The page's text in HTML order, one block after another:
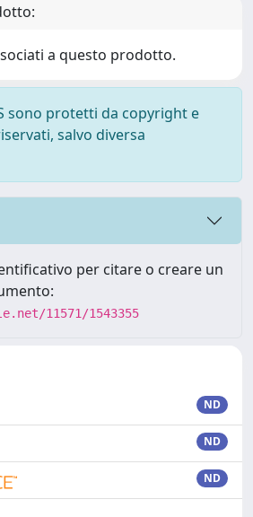
a questo prodotto.
sono protetti da copyright e
salvo diversa
per citare o creare un
11571/1543355
ND
ND
ND